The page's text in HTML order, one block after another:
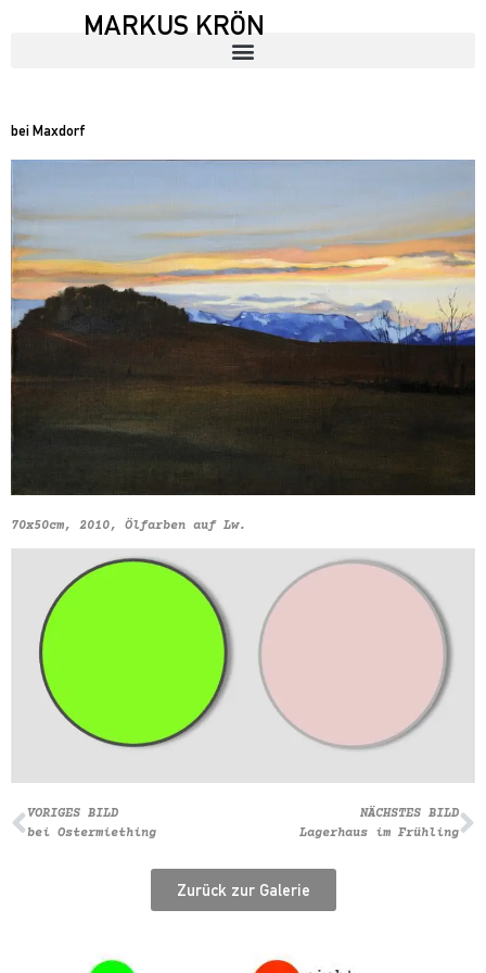
MARKUS KRÖN
bei Maxdorf
70x50cm, 2010, Ölfarben auf Lw.
VORIGES BILD
bei Ostermiething
NÄCHSTES BILD
Lagerhaus im Frühling
Zurück zur Galerie